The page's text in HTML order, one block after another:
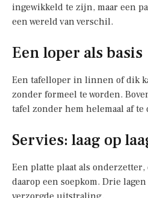
ingewikkeld te zijn, maar een
een wereld van verschil.
Een loper als basis
Een tafelloper in linnen of dik
zonder formeel te worden.
tafel zonder hem helemaal af te
Servies: laag op
Een platte plaat als
daarop een soepkom. Drie